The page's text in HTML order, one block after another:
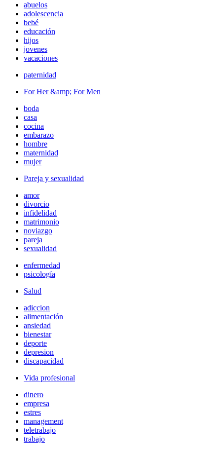
abuelos
adolescencia
bebé
educación
hijos
jovenes
vacaciones
paternidad
For Her &amp; For Men
boda
casa
cocina
embarazo
hombre
maternidad
mujer
Pareja y sexualidad
amor
divorcio
infidelidad
matrimonio
noviazgo
pareja
sexualidad
enfermedad
psicología
Salud
adiccion
alimentación
ansiedad
bienestar
deporte
depresion
discapacidad
Vida profesional
dinero
empresa
estres
management
teletrabajo
trabajo